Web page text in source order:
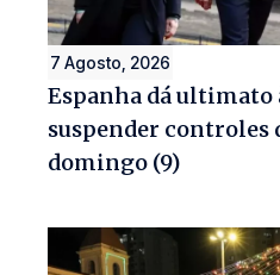
7 Agosto, 2026
Espanha dá ultimato
suspender controles
domingo (9)